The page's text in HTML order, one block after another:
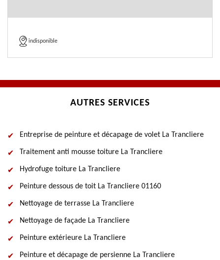
indisponible
AUTRES SERVICES
Entreprise de peinture et décapage de volet La Trancliere
Traitement anti mousse toiture La Trancliere
Hydrofuge toiture La Trancliere
Peinture dessous de toit La Trancliere 01160
Nettoyage de terrasse La Trancliere
Nettoyage de façade La Trancliere
Peinture extérieure La Trancliere
Peinture et décapage de persienne La Trancliere